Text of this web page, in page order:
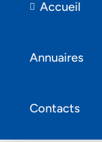
Accueil
Annuaires
Contacts